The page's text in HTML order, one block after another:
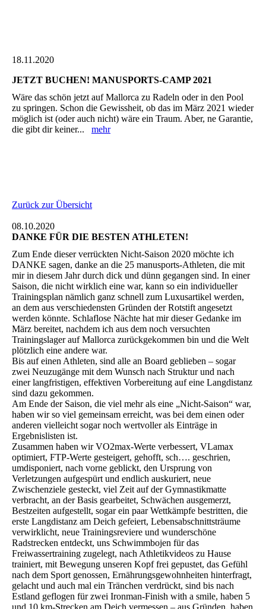
18.11.2020
JETZT BUCHEN! MANUSPORTS-CAMP 2021
Wäre das schön jetzt auf Mallorca zu Radeln oder in den Pool
zu springen. Schon die Gewissheit, ob das im März 2021 wieder
möglich ist (oder auch nicht) wäre ein Traum. Aber, ne Garantie,
die gibt dir keiner... mehr
Zurück zur Übersicht
08.10.2020
DANKE FÜR DIE BESTEN ATHLETEN!
Zum Ende dieser verrückten Nicht-Saison 2020 möchte ich
DANKE sagen, danke an die 25 manusports-Athleten, die mit
mir in diesem Jahr durch dick und dünn gegangen sind. In einer
Saison, die nicht wirklich eine war, kann so ein individueller
Trainingsplan nämlich ganz schnell zum Luxusartikel werden,
an dem aus verschiedensten Gründen der Rotstift angesetzt
werden könnte. Schlaflose Nächte hat mir dieser Gedanke im
März bereitet, nachdem ich aus dem noch versuchten
Trainingslager auf Mallorca zurückgekommen bin und die Welt
plötzlich eine andere war.
Bis auf einen Athleten, sind alle an Board geblieben – sogar
zwei Neuzugänge mit dem Wunsch nach Struktur und nach
einer langfristigen, effektiven Vorbereitung auf eine Langdistanz
sind dazu gekommen.
Am Ende der Saison, die viel mehr als eine „Nicht-Saison“ war,
haben wir so viel gemeinsam erreicht, was bei dem einen oder
anderen vielleicht sogar noch wertvoller als Einträge in
Ergebnislisten ist.
Zusammen haben wir VO2max-Werte verbessert, VLamax
optimiert, FTP-Werte gesteigert, gehofft, sch…. geschrien,
umdisponiert, nach vorne geblickt, den Ursprung von
Verletzungen aufgespürt und endlich auskuriert, neue
Zwischenziele gesteckt, viel Zeit auf der Gymnastikmatte
verbracht, an der Basis gearbeitet, Schwächen ausgemerzt,
Bestzeiten aufgestellt, sogar ein paar Wettkämpfe bestritten, die
erste Langdistanz am Deich gefeiert, Lebensabschnittsträume
verwirklicht, neue Trainingsreviere und wunderschöne
Radstrecken entdeckt, uns Schwimmbojen für das
Freiwassertraining zugelegt, nach Athletikvideos zu Hause
trainiert, mit Bewegung unseren Kopf frei gepustet, das Gefühl
nach dem Sport genossen, Ernährungsgewohnheiten hinterfragt,
gelacht und auch mal ein Tränchen verdrückt, sind bis nach
Estland geflogen für zwei Ironman-Finish with a smile, haben 5
und 10 km-Strecken am Deich vermessen – aus Gründen, haben